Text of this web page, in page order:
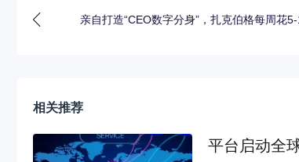
亲自打造“CEO数字分身”，扎克伯格每周花
相关推荐
平台启动全